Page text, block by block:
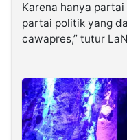
Karena hanya
partai politik yang
cawapres,” tutur